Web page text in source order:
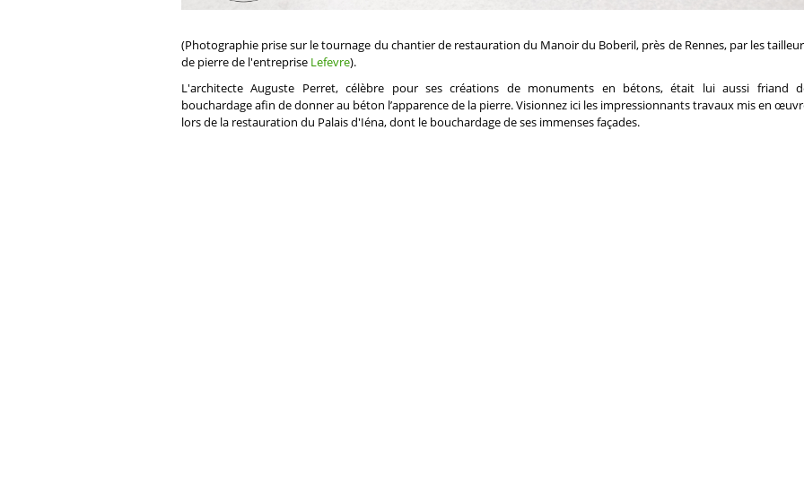
(Photographie prise sur le tournage du chantier de restauration du Manoir du Boberil, près de Rennes, par les
de pierre de l'entreprise Lefevre).
L'architecte Auguste Perret, célèbre pour ses créations de monuments en bétons, était lui aussi friand
bouchardage afin de donner au béton l’apparence de la pierre. Visionnez ici les impressionnants travaux mis en
lors de la restauration du Palais d'Iéna, dont le bouchardage de ses immenses façades.